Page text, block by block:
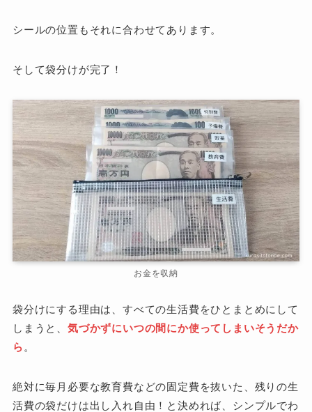
シールの位置もそれに合わせてあります。
そして袋分けが完了！
お金を収納
袋分けにする理由は、すべての生活費をひとまとめにして
しまうと、 気づかずにいつの間にか使ってしまいそうだか
ら 。
絶対に毎月必要な教育費などの固定費を抜いた、残りの生
活費の袋だけは出し入れ自由！と決めれば、シンプルでわ